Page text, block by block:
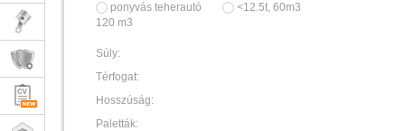
ponyvás teherautó
120 m3
<12.5t, 60m3
Súly:
Térfogat:
Hosszúság:
Paletták: